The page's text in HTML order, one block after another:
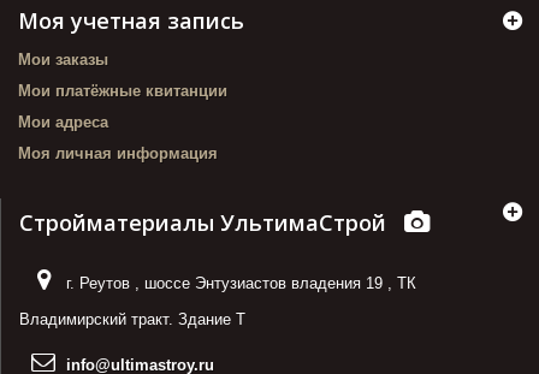
Моя учетная запись
Мои заказы
Мои платёжные квитанции
Мои адреса
Моя личная информация
Стройматериалы УльтимаСтрой
г. Реутов , шоссе Энтузиастов владения 19 , ТК
Владимирский тракт. Здание Т
info@ultimastroy.ru